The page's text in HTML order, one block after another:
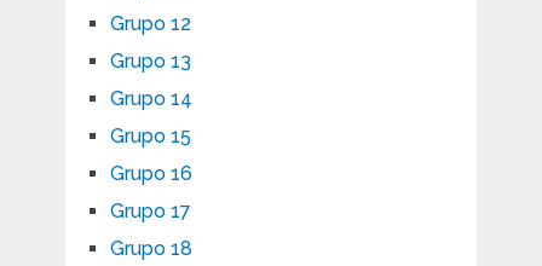
Grupo 12
Grupo 13
Grupo 14
Grupo 15
Grupo 16
Grupo 17
Grupo 18